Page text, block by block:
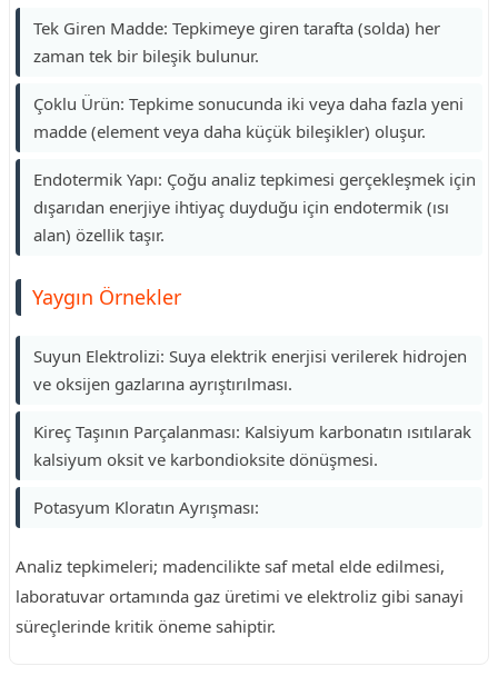
Tek Giren Madde: Tepkimeye giren tarafta (solda) her
zaman tek bir bileşik bulunur.
Çoklu Ürün: Tepkime sonucunda iki veya daha fazla yeni
madde (element veya daha küçük bileşikler) oluşur.
Endotermik Yapı: Çoğu analiz tepkimesi gerçekleşmek için
dışarıdan enerjiye ihtiyaç duyduğu için endotermik (ısı
alan) özellik taşır.
Yaygın Örnekler
Suyun Elektrolizi: Suya elektrik enerjisi verilerek hidrojen
ve oksijen gazlarına ayrıştırılması.
Kireç Taşının Parçalanması: Kalsiyum karbonatın ısıtılarak
kalsiyum oksit ve karbondioksite dönüşmesi.
Potasyum Kloratın Ayrışması:
Analiz tepkimeleri; madencilikte saf metal elde edilmesi,
laboratuvar ortamında gaz üretimi ve elektroliz gibi sanayi
süreçlerinde kritik öneme sahiptir.